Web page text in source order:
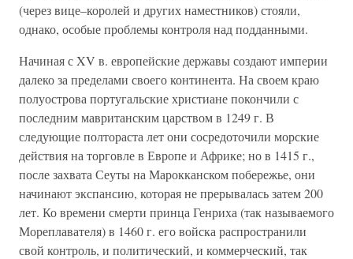
(через вице–королей и других наместников) стояли,
однако, особые проблемы контроля над подданными.
Начиная с XV в. европейские державы создают империи
далеко за пределами своего континента. На своем краю
полуострова португальские христиане покончили с
последним мавританским царством в 1249 г. В
следующие полтораста лет они сосредоточили морские
действия на торговле в Европе и Африке; но в 1415 г.,
после захвата Сеуты на Марокканском побережье, они
начинают экспансию, которая не прерывалась затем 200
лет. Ко времени смерти принца Генриха (так называемого
Мореплавателя) в 1460 г. его войска распространили
свой контроль, и политический, и коммерческий, так